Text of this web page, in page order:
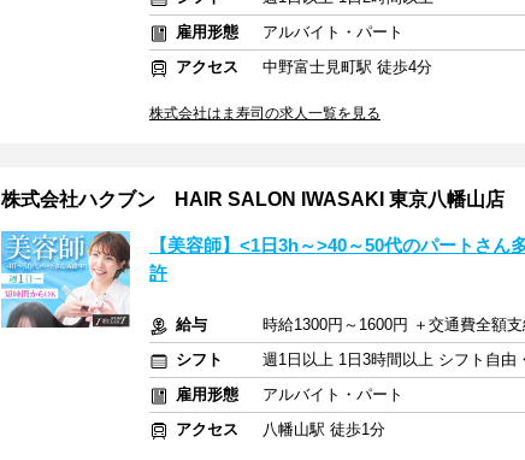
雇用形態
アルバイト・パート
アクセス
中野富士見町駅 徒歩4分
株式会社はま寿司の求人一覧を見る
株式会社ハクブン HAIR SALON IWASAKI 東京八幡山店
【美容師】<1日3h～>40～50代のパートさ
許
給与
時給1300円～1600円 ＋交通費全額
シフト
週1日以上 1日3時間以上 シフト自由
雇用形態
アルバイト・パート
アクセス
八幡山駅 徒歩1分